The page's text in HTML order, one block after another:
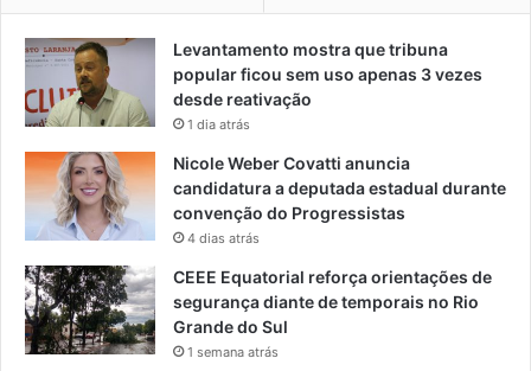
Levantamento mostra que tribuna
popular ficou sem uso apenas 3 vezes
desde reativação
1 dia atrás
Nicole Weber Covatti anuncia
candidatura a deputada estadual durante
convenção do Progressistas
4 dias atrás
CEEE Equatorial reforça orientações de
segurança diante de temporais no Rio
Grande do Sul
1 semana atrás